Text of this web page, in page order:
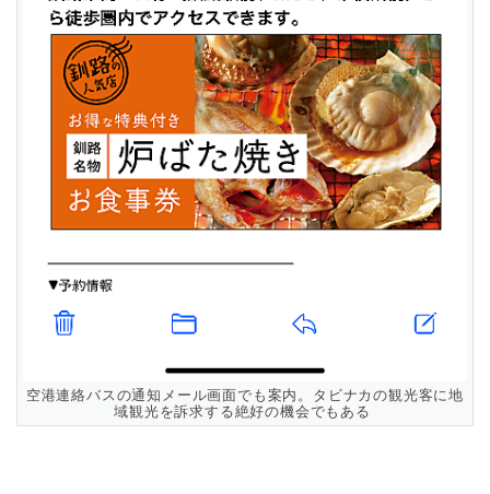
空港連絡バスの通知メール画面でも案内。タビナカの観光客に地
域観光を訴求する絶好の機会でもある